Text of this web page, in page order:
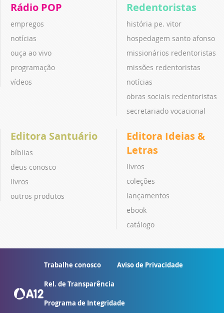
Rádio POP
empregos
notícias
ouça ao vivo
programação
vídeos
Redentoristas
história pe. vitor
hospedagem santo afonso
missionários redentoristas
missões redentoristas
notícias
obras sociais redentoristas
secretariado vocacional
Editora Santuário
bíblias
deus conosco
livros
outros produtos
Editora Ideias &
Letras
livros
coleções
lançamentos
ebook
catálogo
Trabalhe conosco Aviso de Privacidade
Rel. de Transparência
Programa de Integridade